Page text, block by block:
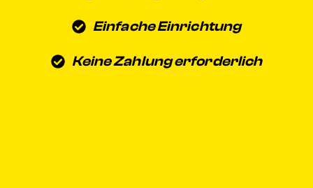
Einfache Einrichtung
Keine Zahlung erforderlich